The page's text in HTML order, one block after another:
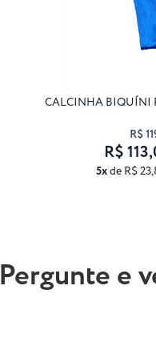
CALCINHA BIQUÍNI
R$
5xde R$
R$
Pergunte e